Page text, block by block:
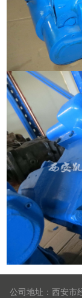
公司地址：西安市